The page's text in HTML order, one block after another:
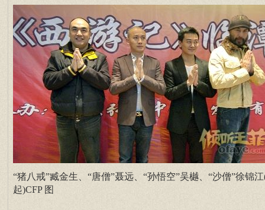
“猪八戒”臧金生、“唐僧”聂远、“孙悟空”吴樾、“沙僧”徐锦
起)CFP 图